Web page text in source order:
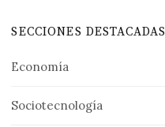
SECCIONES DESTACADAS
Economía
Sociotecnología